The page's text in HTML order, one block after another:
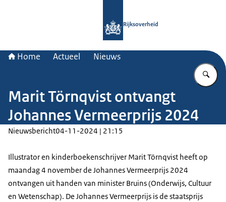
Rijksoverheid
Home Actueel Nieuws
Marit Törnqvist ontvangt
Johannes Vermeerprijs 2024
Nieuwsbericht04-11-2024 | 21:15
Illustrator en kinderboekenschrijver Marit Törnqvist heeft op
maandag 4 november de Johannes Vermeerprijs 2024
ontvangen uit handen van minister Bruins (Onderwijs, Cultuur
en Wetenschap). De Johannes Vermeerprijs is de staatsprijs